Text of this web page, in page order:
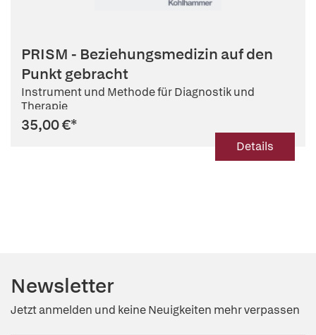
PRISM - Beziehungsmedizin auf den
Punkt gebracht
Instrument und Methode für Diagnostik und
Therapie
35,00 €*
Details
Newsletter
Jetzt anmelden und keine Neuigkeiten mehr verpassen